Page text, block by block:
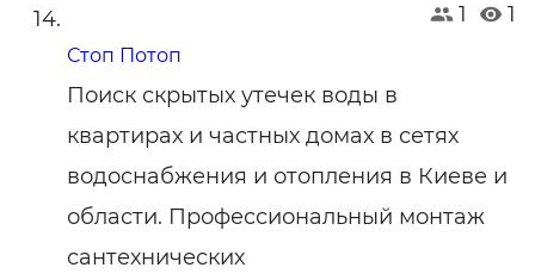
1 1
Стоп Потоп
Поиск скрытых утечек воды в
квартирах и частных домах в сетях
водоснабжения и отопления в Киеве и
области. Профессиональный монтаж
сантехнических